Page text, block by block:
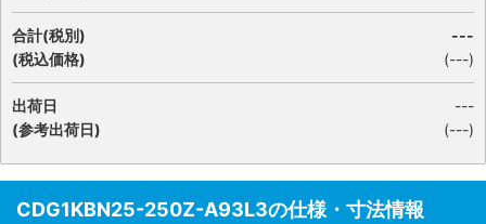
合計(税別)
(税込価格)
---
(---)
出荷日
(参考出荷日)
---
(---)
CDG1KBN25-250Z-A93L3の仕様・寸法情報